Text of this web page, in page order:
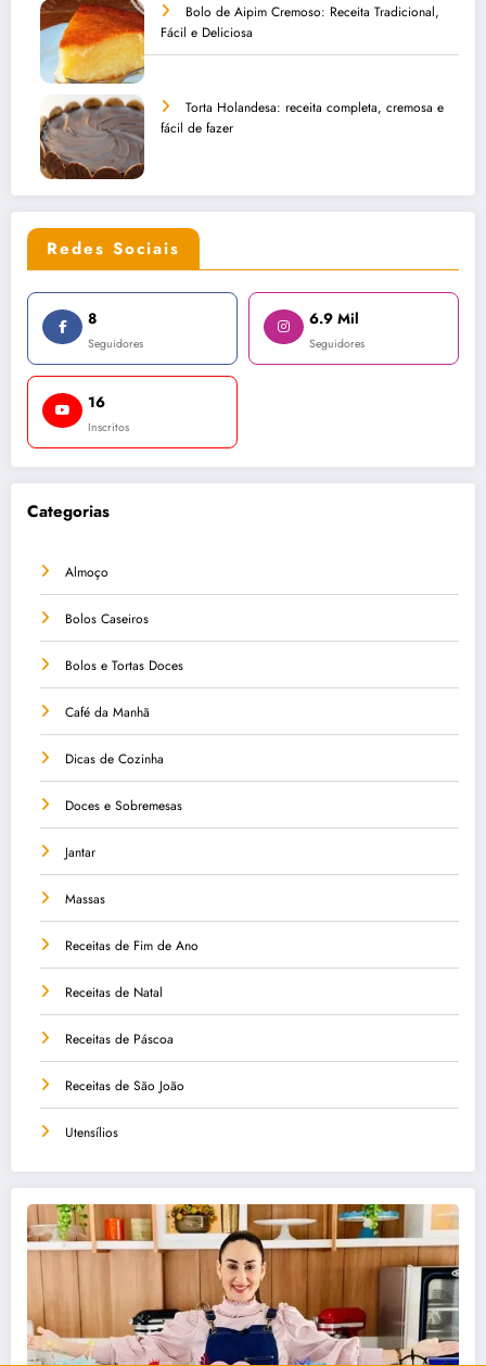
Bolo de Aipim Cremoso: Receita Tradicional,
Fácil e Deliciosa
Torta Holandesa: receita completa, cremosa e
fácil de fazer
Redes Sociais
8
Seguidores
6.9 Mil
Seguidores
16
Inscritos
Categorias
Almoço
Bolos Caseiros
Bolos e Tortas Doces
Café da Manhã
Dicas de Cozinha
Doces e Sobremesas
Jantar
Massas
Receitas de Fim de Ano
Receitas de Natal
Receitas de Páscoa
Receitas de São João
Utensílios